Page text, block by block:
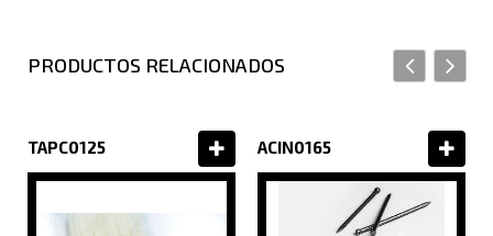
PRODUCTOS RELACIONADOS
TAPC0125 ACIN0165